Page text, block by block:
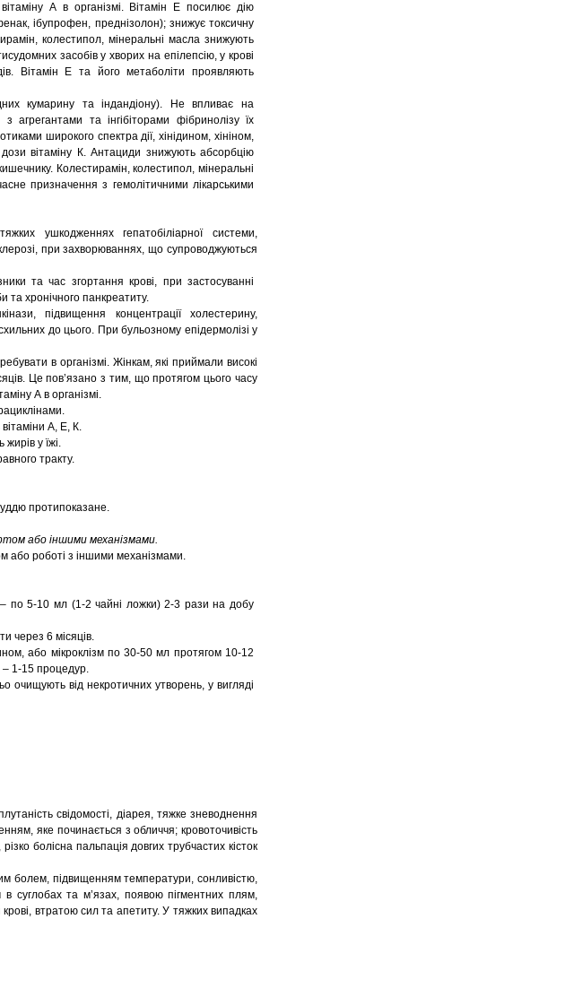
А в організмі. Вітамін Е посилює дію
ібупрофен, преднізолон); знижує токсичну
колестипол, мінеральні масла знижують
засобів у хворих на епілепсію, у крові
Вітамін Е та його метаболіти проявляють
кумарину та індандіону). Не впливає на
агрегантами та інгібіторами фібринолізу їх
широкого спектра дії, хінідином, хініном,
вітаміну К. Антациди знижують абсорбцію
Колестирамін, колестипол, мінеральні
призначення з гемолітичними лікарськими
ушкодженнях гепатобіліарної системи,
при захворюваннях, що супроводжуються
та час згортання крові, при застосуванні
та хронічного панкреатиту.
підвищення концентрації холестерину,
до цього. При бульозному епідермолізі у
в організмі. Жінкам, які приймали високі
Це пов’язано з тим, що протягом цього часу
А в організмі.
А, Е, К.
у їжі.
тракту.
протипоказане.
або іншими механізмами.
або роботі з іншими механізмами.
по 5-10 мл (1-2 чайні ложки) 2-3 рази на добу
через 6 місяців.
або мікроклізм по 30-50 мл протягом 10-12
– 1-15 процедур.
очищують від некротичних утворень, у вигляді
свідомості, діарея, тяжке зневоднення
яке починається з обличчя; кровоточивість
болісна пальпація довгих трубчастих кісток
болем, підвищенням температури, сонливістю,
суглобах та м’язах, появою пігментних плям,
втратою сил та апетиту. У тяжких випадках